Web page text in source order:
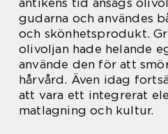
antikens tid ansågs
gudarna och användes
och skönhetsprodukt.
olivoljan hade helande
använde den för att
hårvård. Även idag
att vara ett integrerat
matlagning och kultur.